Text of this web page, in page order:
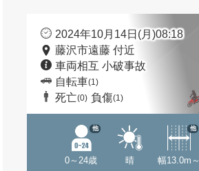
2024年10月14日(月)08:18
藤沢市遠藤 付近
車両相互 小破事故
自転車(1)
死亡(0) 負傷(1)
0～24歳
他
晴 幅13.0m～
他